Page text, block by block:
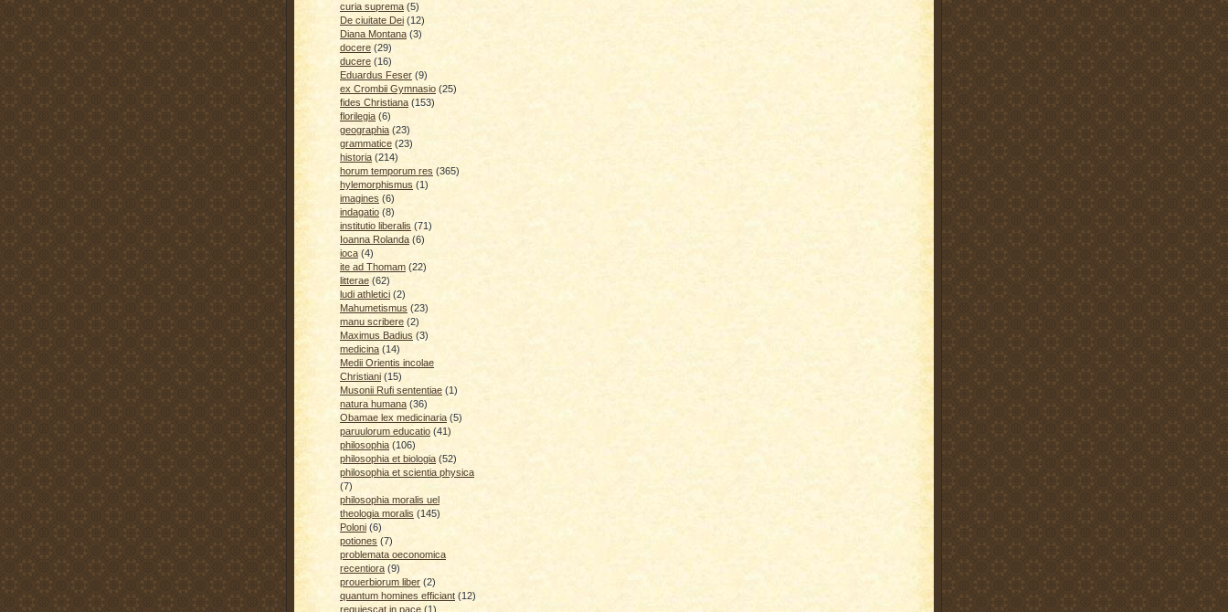
curia suprema (5)
De ciuitate Dei (12)
Diana Montana (3)
docere (29)
ducere (16)
Eduardus Feser (9)
ex Crombii Gymnasio (25)
fides Christiana (153)
florilegia (6)
geographia (23)
grammatice (23)
historia (214)
horum temporum res (365)
hylemorphismus (1)
imagines (6)
indagatio (8)
institutio liberalis (71)
Ioanna Rolanda (6)
ioca (4)
ite ad Thomam (22)
litterae (62)
ludi athletici (2)
Mahumetismus (23)
manu scribere (2)
Maximus Badius (3)
medicina (14)
Medii Orientis incolae
Christiani (15)
Musonii Rufi sententiae (1)
natura humana (36)
Obamae lex medicinaria (5)
paruulorum educatio (41)
philosophia (106)
philosophia et biologia (52)
philosophia et scientia physica
(7)
philosophia moralis uel
theologia moralis (145)
Poloni (6)
potiones (7)
problemata oeconomica
recentiora (9)
prouerbiorum liber (2)
quantum homines efficiant (12)
requiescat in pace (1)